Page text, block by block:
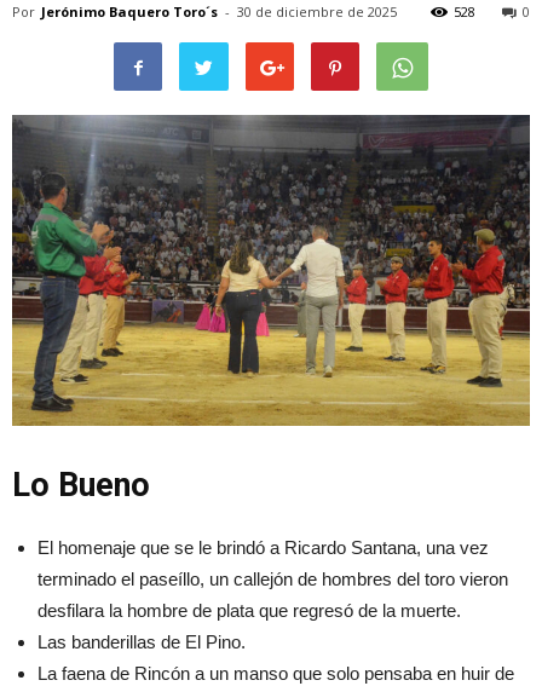
Por Jerónimo Baquero Toro´s - 30 de diciembre de 2025 0
528
Lo Bueno
El homenaje que se le brindó a Ricardo Santana, una vez
terminado el paseíllo, un callejón de hombres del toro vieron
desfilara la hombre de plata que regresó de la muerte.
Las banderillas de El Pino.
La faena de Rincón a un manso que solo pensaba en huir de